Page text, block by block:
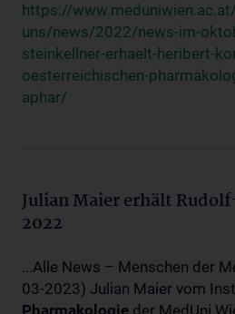
https://
uns/news/2022/news-im-
steinkellner-erhaelt-heribert-
oesterreichischen-
aphar/
Julian Maier erhält
2022
...Alle News – Menschen der
03-2023) Julian Maier vom
Pharmakologie der MedUni